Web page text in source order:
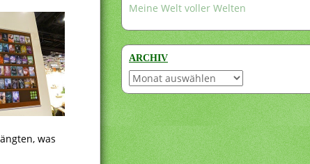
was
Meine Welt voller Welten
ARCHIV
Archiv